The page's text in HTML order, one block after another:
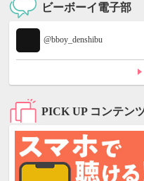
ビーボーイ電子部
@bboy_denshibu
PICK UP コンテン